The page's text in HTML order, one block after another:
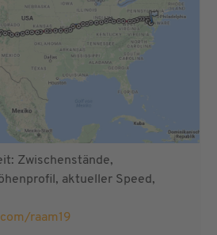
Zwischenstände,
aktueller Speed,
raam19